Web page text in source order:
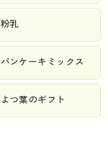
粉乳
パンケーキミックス
よつ葉のギフト